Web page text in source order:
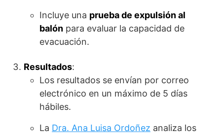
Incluye una prueba de expulsión al
balón para evaluar la capacidad de
evacuación.
Resultados:
Los resultados se envían por correo
electrónico en un máximo de 5 días
hábiles.
La Dra. Ana Luisa Ordoñez analiza los